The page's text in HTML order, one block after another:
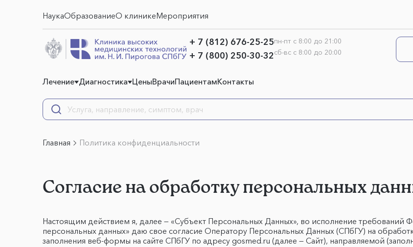
НаукаОбразованиеО клиникеМероприятия
+ 7 (812) 676-25-25
+ 7 (800) 250-30-32
пн-пт с 8:00 до 21:00
сб-вс с 8:00 до 20:00
Лечение Диагностика ЦеныВрачиПациентамКонтакты
Главная Политика конфиденциальности
Согласие на обработку персональных
Настоящим действием я, далее — «Субъект Персональных Данных», во исполнение требований
персональных данных» даю свое согласие Оператору Персональных Данных (СПбГУ) на
заполнения веб-формы на сайте СПбГУ по адресу gosmed.ru (далее — Сайт), направляемой